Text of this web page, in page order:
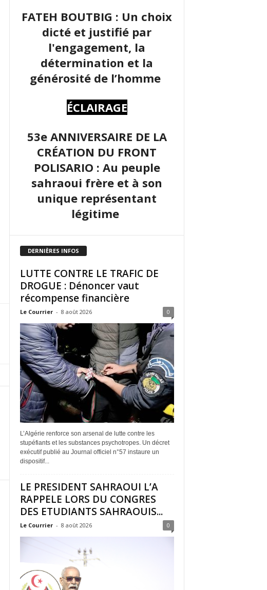
FATEH BOUTBIG : Un choix
dicté et justifié par
l'engagement, la
détermination et la
générosité de l’homme
ÉCLAIRAGE
53e ANNIVERSAIRE DE LA
CRÉATION DU FRONT
POLISARIO : Au peuple
sahraoui frère et à son
unique représentant
légitime
DERNIÈRES INFOS
LUTTE CONTRE LE TRAFIC DE
DROGUE : Dénoncer vaut
récompense financière
Le Courrier - 8 août 2026 0
L’Algérie renforce son arsenal de lutte contre les
stupéfiants et les substances psychotropes. Un décret
exécutif publié au Journal officiel n°57 instaure un
dispositif...
LE PRESIDENT SAHRAOUI L’A
RAPPELE LORS DU CONGRES
DES ETUDIANTS SAHRAOUIS...
Le Courrier - 8 août 2026 0